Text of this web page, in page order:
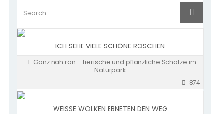
ICH SEHE VIELE SCHÖNE RÖSCHEN
Ganz nah ran – tierische und pflanzliche Schätze im
Naturpark
874
WEISSE WOLKEN EBNETEN DEN WEG